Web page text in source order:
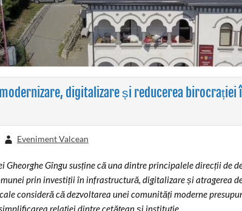
digitalizare și reducerea birocrației
Eveniment Valcean
Gheorghe Gîngu susține că una dintre principalele direcții de
prin investiții în infrastructură, digitalizare și atragerea
consideră că dezvoltarea unei comunități moderne
relației dintre cetățean și instituție.